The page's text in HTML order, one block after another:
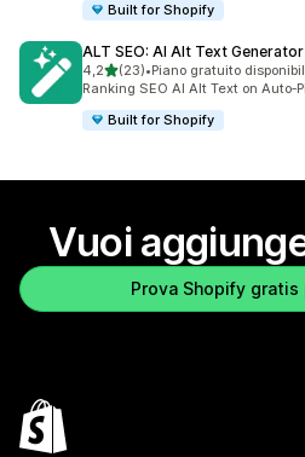
Built for Shopify
ALT SEO: AI Alt Text Generator
4,2stelle su 5
(23)
23 recensioni totali
•Piano gratuito
Ranking SEO AI Alt Text on
Built for Shopify
Vuoi
Prova Shopify